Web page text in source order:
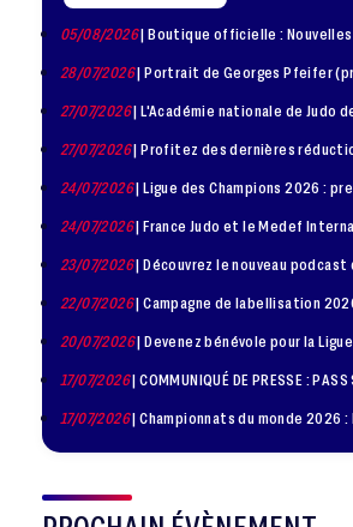
05/08/2026| Boutique officielle : Nouvelles gammes
28/07/2026| Portrait de Georges Pfeifer (président de 1981
27/07/2026| L'Académie nationale de Judo
27/07/2026| Profitez des dernières
24/07/2026| Ligue des Champions 2026 :
24/07/2026| France Judo et le Medef International organisent
23/07/2026| Découvrez le nouveau podcast de l'été pour les
22/07/2026| Campagne de labellisation
20/07/2026| Devenez bénévole pour la Ligue des champions de
17/07/2026| COMMUNIQUÉ DE PRESSE : PASS
17/07/2026| Championnats du monde 2026 : les athlètes